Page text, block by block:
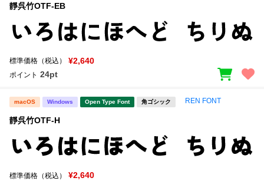
靜呉竹OTF-EB
標準価格（税込） ¥2,640
ポイント 24pt
macOS Windows Open Type Font 角ゴシック REN FONT
靜呉竹OTF-H
標準価格（税込） ¥2,640